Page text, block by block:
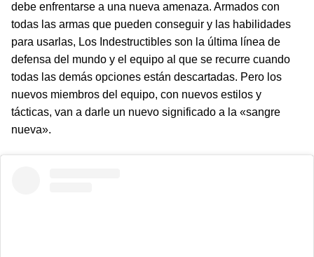
debe enfrentarse a una nueva amenaza. Armados con
todas las armas que pueden conseguir y las habilidades
para usarlas, Los Indestructibles son la última línea de
defensa del mundo y el equipo al que se recurre cuando
todas las demás opciones están descartadas. Pero los
nuevos miembros del equipo, con nuevos estilos y
tácticas, van a darle un nuevo significado a la «sangre
nueva».